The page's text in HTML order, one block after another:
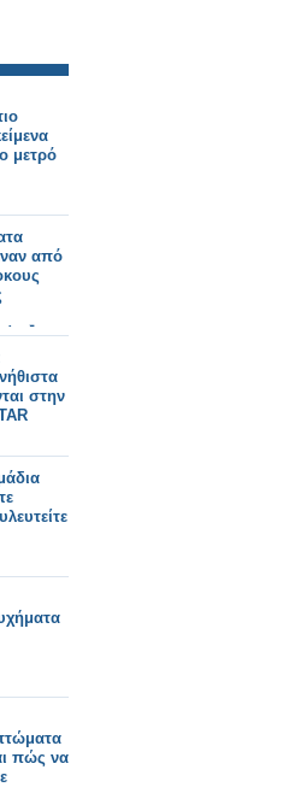
μετρό
από
】
στην
πώς να